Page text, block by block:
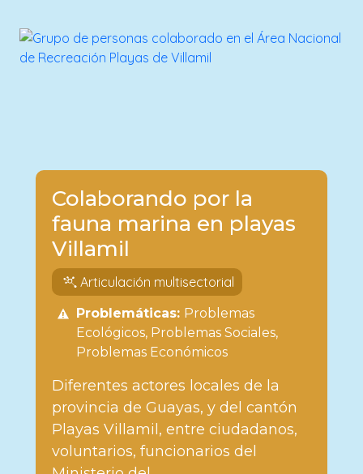
Colaborando por la
fauna marina en playas
Villamil
Articulación multisectorial
Problemáticas: Problemas
Ecológicos Problemas Sociales
Problemas Económicos
Diferentes actores locales de la
provincia de Guayas, y del cantón
Playas Villamil, entre ciudadanos,
voluntarios, funcionarios del